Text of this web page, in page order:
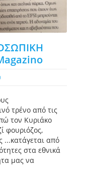
τρένο από τις
τον Κυριάκο
φουριόζος,
...κατάγεται από
στα εθνικά
μας να